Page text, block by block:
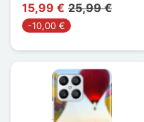
15,99 € 25,99 €
-10,00 €